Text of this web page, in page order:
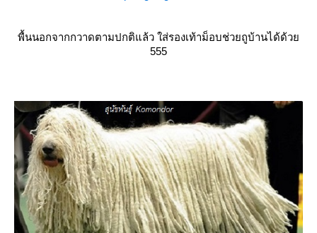
พื้นนอกจากกวาดตามปกติแล้ว ใส่รองเท้าม็อบช่วยถูบ้านได้ด้ว
555